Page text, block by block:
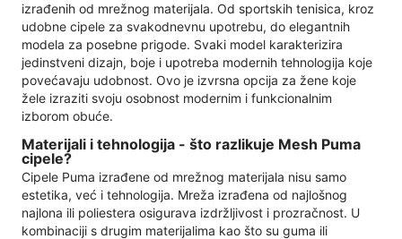
izrađenih od mrežnog materijala. Od sportskih tenisica, kroz
udobne cipele za svakodnevnu upotrebu, do elegantnih
modela za posebne prigode. Svaki model karakterizira
jedinstveni dizajn, boje i upotreba modernih tehnologija koje
povećavaju udobnost. Ovo je izvrsna opcija za žene koje
žele izraziti svoju osobnost modernim i funkcionalnim
izborom obuće.
Materijali i tehnologija - što razlikuje Mesh Puma
cipele?
Cipele Puma izrađene od mrežnog materijala nisu samo
estetika, već i tehnologija. Mreža izrađena od najlošnog
najlona ili poliestera osigurava izdržljivost i prozračnost. U
kombinaciji s drugim materijalima kao što su guma ili